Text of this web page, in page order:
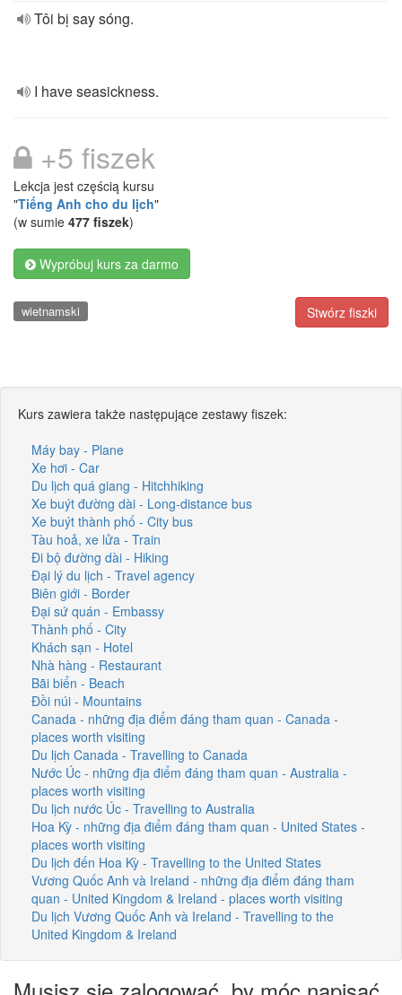
Tôi bị say sóng.
I have seasickness.
+5 fiszek
Lekcja jest częścią kursu
"Tiếng Anh cho du lịch"
(w sumie 477 fiszek)
Wypróbuj kurs za darmo
Stwórz fiszki
wietnamski
Kurs zawiera także następujące zestawy fiszek:
Máy bay - Plane
Xe hơi - Car
Du lịch quá giang - Hitchhiking
Xe buýt đường dài - Long-distance bus
Xe buýt thành phố - City bus
Tàu hoả, xe lửa - Train
Đi bộ đường dài - Hiking
Đại lý du lịch - Travel agency
Biên giới - Border
Đại sứ quán - Embassy
Thành phố - City
Khách sạn - Hotel
Nhà hàng - Restaurant
Bãi biển - Beach
Đồi núi - Mountains
Canada - những địa điểm đáng tham quan - Canada -
places worth visiting
Du lịch Canada - Travelling to Canada
Nước Úc - những địa điểm đáng tham quan - Australia -
places worth visiting
Du lịch nước Úc - Travelling to Australia
Hoa Kỳ - những địa điểm đáng tham quan - United States -
places worth visiting
Du lịch đến Hoa Kỳ - Travelling to the United States
Vương Quốc Anh và Ireland - những địa điểm đáng tham
quan - United Kingdom & Ireland - places worth visiting
Du lịch Vương Quốc Anh và Ireland - Travelling to the
United Kingdom & Ireland